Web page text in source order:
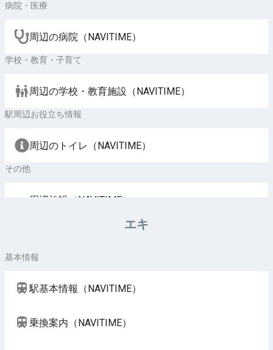
病院・医療
周辺の病院（NAVITIME）
学校・教育・子育て
周辺の学校・教育施設（NAVITIME）
駅周辺お役立ち情報
周辺のトイレ（NAVITIME）
その他
周辺施設（NAVITIME）
エキ
基本情報
駅基本情報（NAVITIME）
乗換案内（NAVITIME）